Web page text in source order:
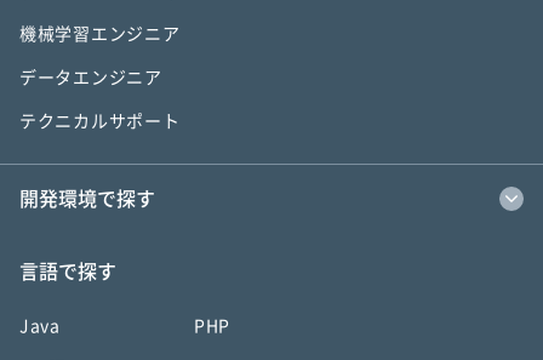
機械学習エンジニア
データエンジニア
テクニカルサポート
開発環境で探す
言語で探す
Java PHP